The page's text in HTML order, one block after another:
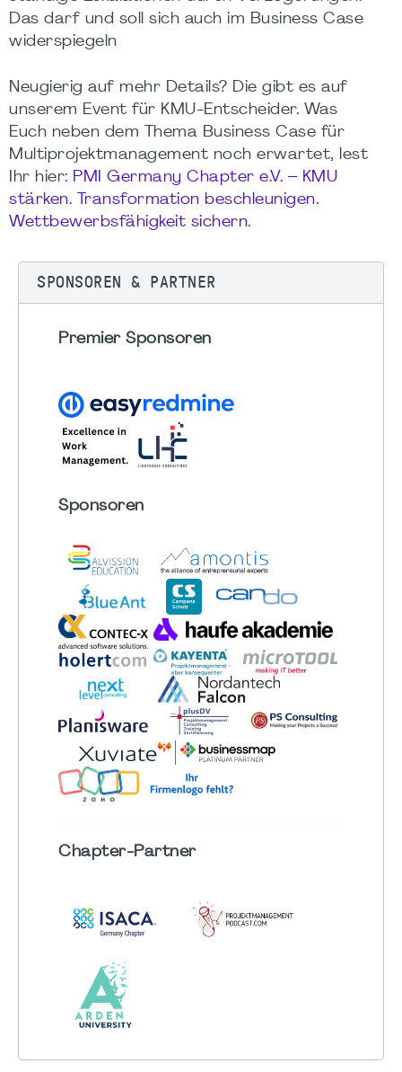
Das darf und soll sich auch im Business Case
widerspiegeln
Neugierig auf mehr Details? Die gibt es auf
unserem Event für KMU-Entscheider. Was
Euch neben dem Thema Business Case für
Multiprojektmanagement noch erwartet, lest
Ihr hier: PMI Germany Chapter e.V. – KMU
stärken.
Transformation beschleunigen.
Wettbewerbsfähigkeit sichern.
SPONSOREN & PARTNER
Premier Sponsoren
Sponsoren
Chapter-Partner